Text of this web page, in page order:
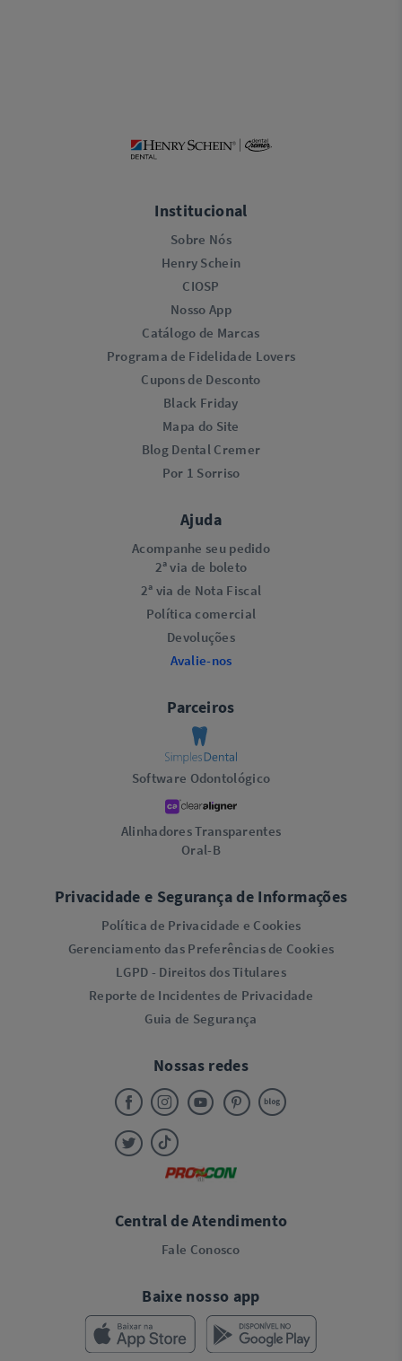
Institucional
Sobre Nós
Henry Schein
CIOSP
Nosso App
Catálogo de Marcas
Programa de Fidelidade Lovers​
Cupons de Desconto
Black Friday
Mapa do Site
Blog Dental Cremer
Por 1 Sorriso
Ajuda
Acompanhe seu pedido
2ª via de boleto
2ª via de Nota Fiscal
Política comercial
Devoluções
Avalie-nos
Parceiros
Software Odontológico
Alinhadores Transparentes
Oral-B
Privacidade e Segurança de Informações
Política de Privacidade e Cookies
Gerenciamento das Preferências de Cookies
LGPD - Direitos dos Titulares
Reporte de Incidentes de Privacidade
Guia de Segurança
Nossas redes
Central de Atendimento
Fale Conosco
Baixe nosso app